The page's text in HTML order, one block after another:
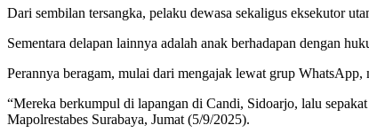
Dari sembilan tersangka, pelaku dewasa sekaligus eksekutor
Sementara delapan lainnya adalah anak berhadapan dengan
Perannya beragam, mulai dari mengajak lewat grup
“Mereka berkumpul di lapangan di Candi, Sidoarjo, lalu
Mapolrestabes Surabaya, Jumat (5/9/2025).